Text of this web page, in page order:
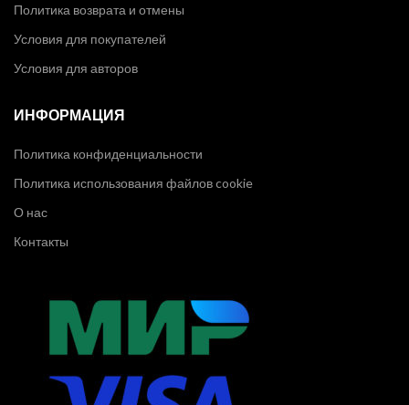
Политика возврата и отмены
Условия для покупателей
Условия для авторов
ИНФОРМАЦИЯ
Политика конфиденциальности
Политика использования файлов cookie
О нас
Контакты